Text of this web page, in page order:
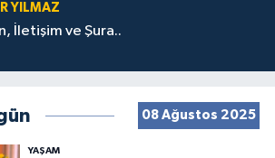
YILMAZ
İletişim ve Şura..
08 Ağustos 2025
YAŞAM